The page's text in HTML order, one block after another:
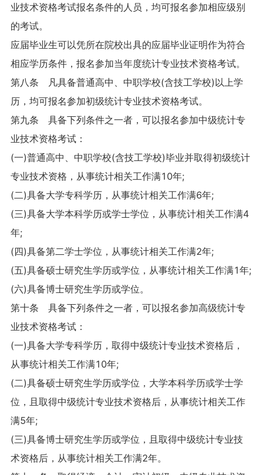
业技术资格考试报名条件的人员，均可报名参加相应级别
的考试。
应届毕业生可以凭所在院校出具的应届毕业证明作为符合
相应学历条件，报名参加当年度统计专业技术资格考试。
第八条 凡具备普通高中、中职学校(含技工学校)以上学
历，均可报名参加初级统计专业技术资格考试。
第九条 具备下列条件之一者，可以报名参加中级统计专
业技术资格考试：
(一)普通高中、中职学校(含技工学校)毕业并取得初级统计
专业技术资格，从事统计相关工作满10年;
(二)具备大学专科学历，从事统计相关工作满6年;
(三)具备大学本科学历或学士学位，从事统计相关工作满4
年;
(四)具备第二学士学位，从事统计相关工作满2年;
(五)具备硕士研究生学历或学位，从事统计相关工作满1年;
(六)具备博士研究生学历或学位。
第十条 具备下列条件之一者，可以报名参加高级统计专
业技术资格考试：
(一)具备大学专科学历，取得中级统计专业技术资格后，
从事统计相关工作满10年;
(二)具备硕士研究生学历或学位，大学本科学历或学士学
位，且取得中级统计专业技术资格后，从事统计相关工作
满5年;
(三)具备博士研究生学历或学位，且取得中级统计专业技
术资格后，从事统计相关工作满2年。